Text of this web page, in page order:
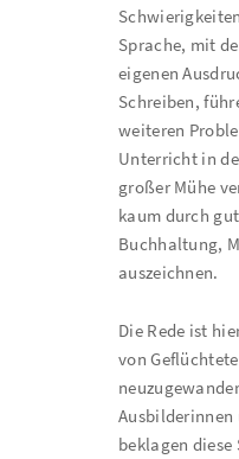
Sprache, mit
eigenen
Schreiben,
weiteren
Unterricht in
großer Mühe
kaum durch
Buchhaltung,
auszeichnen.
Die Rede ist
von
Ausbilderinnen
beklagen